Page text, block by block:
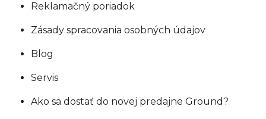
Reklamačný poriadok
Zásady spracovania osobných údajov
Blog
Servis
Ako sa dostať do novej predajne Ground?